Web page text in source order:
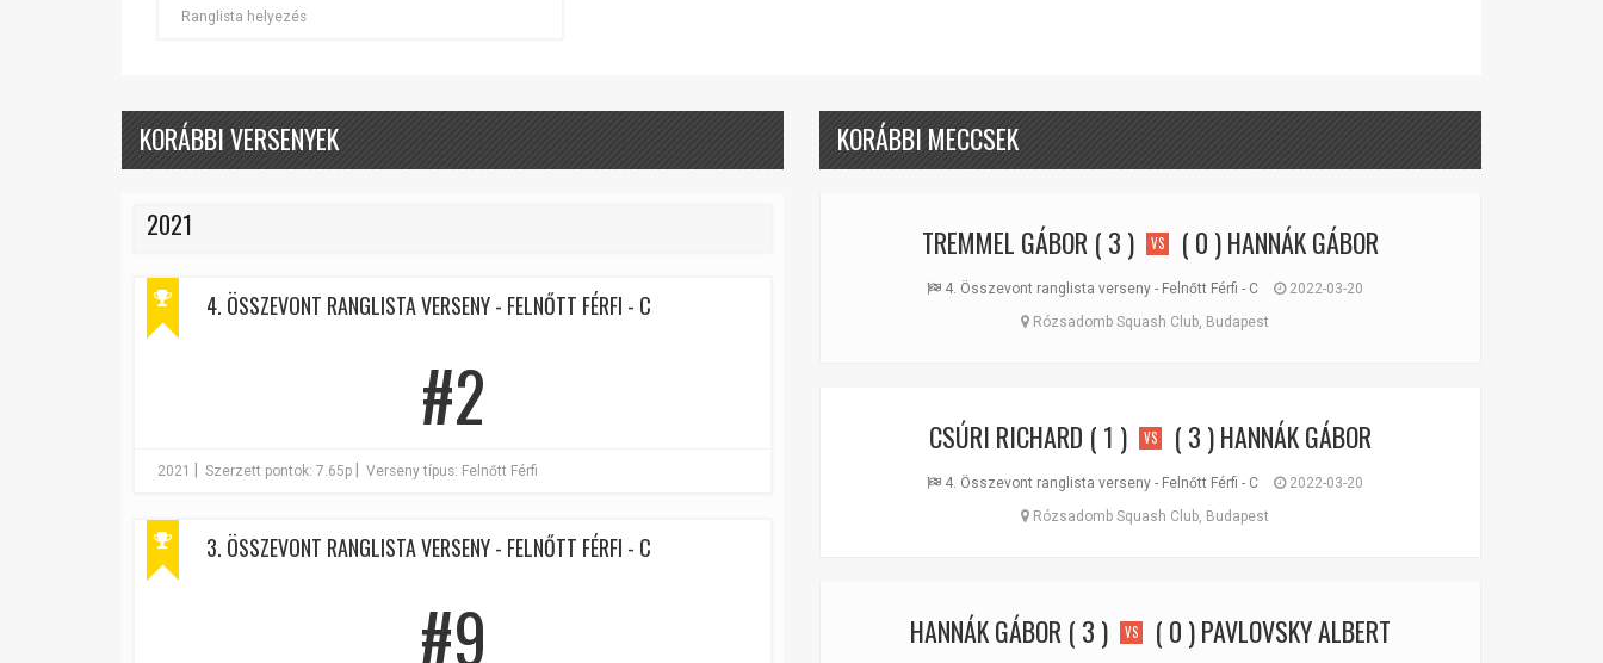
Ranglista helyezés
KORÁBBI VERSENYEK
2021
4. ÖSSZEVONT RANGLISTA VERSENY - FELNŐTT FÉRFI - C
#2
2021 Szerzett pontok: 7.65p Verseny típus: Felnőtt Férfi
3. ÖSSZEVONT RANGLISTA VERSENY - FELNŐTT FÉRFI - C
#9
KORÁBBI MECCSEK
TREMMEL GÁBOR ( 3 ) VS ( 0 )HANNÁK GÁBOR
4. Összevont ranglista verseny - Felnőtt Férfi - C
2022-03-20
Rózsadomb Squash Club, Budapest
CSÚRI RICHARD ( 1 ) VS ( 3 )HANNÁK GÁBOR
4. Összevont ranglista verseny - Felnőtt Férfi - C
2022-03-20
Rózsadomb Squash Club, Budapest
HANNÁK GÁBOR ( 3 ) VS ( 0 )PAVLOVSKY ALBERT